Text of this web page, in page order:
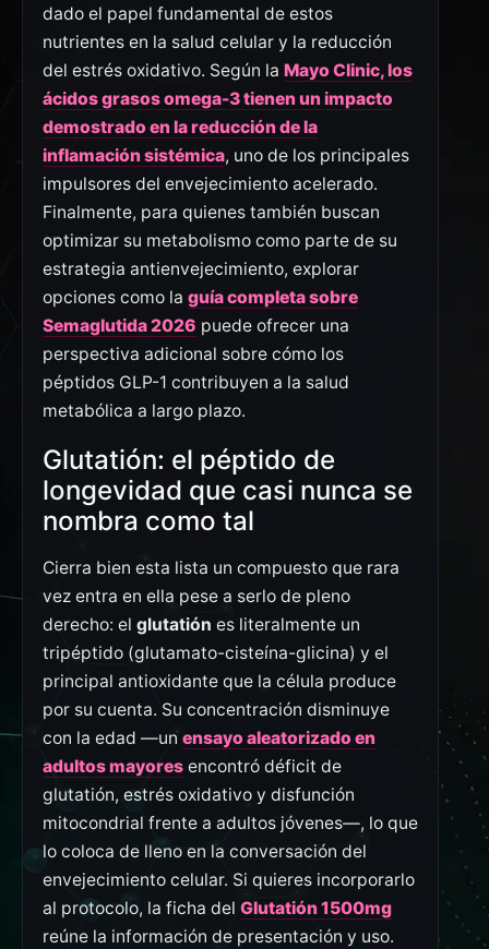
dado el papel fundamental de estos
nutrientes en la salud celular y la reducción
del estrés oxidativo. Según la Mayo Clinic, los
ácidos grasos omega-3 tienen un impacto
demostrado en la reducción de la
inflamación sistémica, uno de los principales
impulsores del envejecimiento acelerado.
Finalmente, para quienes también buscan
optimizar su metabolismo como parte de su
estrategia antienvejecimiento, explorar
opciones como la guía completa sobre
Semaglutida 2026 puede ofrecer una
perspectiva adicional sobre cómo los
péptidos GLP-1 contribuyen a la salud
metabólica a largo plazo.
Glutatión: el péptido de
longevidad que casi nunca se
nombra como tal
Cierra bien esta lista un compuesto que rara
vez entra en ella pese a serlo de pleno
derecho: el glutatión es literalmente un
tripéptido (glutamato-cisteína-glicina) y el
principal antioxidante que la célula produce
por su cuenta. Su concentración disminuye
con la edad —un ensayo aleatorizado en
adultos mayores encontró déficit de
glutatión, estrés oxidativo y disfunción
mitocondrial frente a adultos jóvenes—, lo que
lo coloca de lleno en la conversación del
envejecimiento celular. Si quieres incorporarlo
al protocolo, la ficha del Glutatión 1500mg
reúne la información de presentación y uso.